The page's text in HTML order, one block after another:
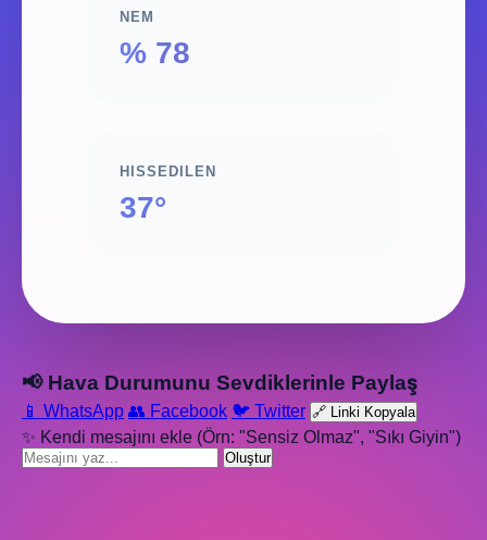
NEM
% 78
HISSEDILEN
37°
📢 Hava Durumunu Sevdiklerinle Paylaş
📱 WhatsApp 👥 Facebook 🐦 Twitter 🔗 Linki Kopyala
✨ Kendi mesajını ekle (Örn: "Sensiz Olmaz", "Sıkı Giyin")
Oluştur